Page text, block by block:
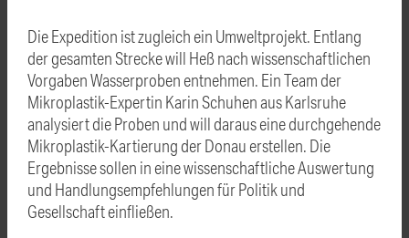
Die Expedition ist zugleich ein Umweltprojekt. Entlang
der gesamten Strecke will Heß nach wissenschaftlichen
Vorgaben Wasserproben entnehmen. Ein Team der
Mikroplastik-Expertin Karin Schuhen aus Karlsruhe
analysiert die Proben und will daraus eine durchgehende
Mikroplastik-Kartierung der Donau erstellen. Die
Ergebnisse sollen in eine wissenschaftliche Auswertung
und Handlungsempfehlungen für Politik und
Gesellschaft einfließen.